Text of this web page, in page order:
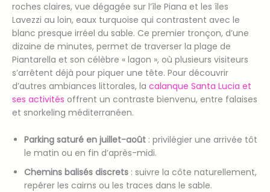
roches claires, vue dégagée sur l’île Piana et les îles
Lavezzi au loin, eaux turquoise qui contrastent avec le
blanc presque irréel du sable. Ce premier tronçon, d’une
dizaine de minutes, permet de traverser la plage de
Piantarella et son célèbre « lagon », où plusieurs visiteurs
s’arrêtent déjà pour piquer une tête. Pour découvrir
d’autres ambiances littorales, la calanque Santa Lucia et
ses activités offrent un contraste bienvenu, entre falaises
et snorkeling méditerranéen.
Parking saturé en juillet-août : privilégier une arrivée tôt
le matin ou en fin d’après-midi.
Chemins balisés discrets : suivre la côte naturellement,
repérer les cairns ou les traces dans le sable.